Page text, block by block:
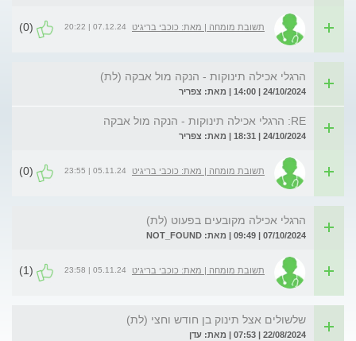
תשובת מומחה | מאת: כוכבי בריגיט 07.12.24 | 20:22
(0)
הרגלי אכילה תינוקות - הנקה מול אבקה (לת)
24/10/2024 | 14:00 | מאת: צפריר
RE: הרגלי אכילה תינוקות - הנקה מול אבקה
24/10/2024 | 18:31 | מאת: צפריר
תשובת מומחה | מאת: כוכבי בריגיט 05.11.24 | 23:55
(0)
הרגלי אכילה מקובעים בפעוט (לת)
07/10/2024 | 09:49 | מאת: NOT_FOUND
תשובת מומחה | מאת: כוכבי בריגיט 05.11.24 | 23:58
(1)
שלשולים אצל תינוק בן חודש וחצי (לת)
22/08/2024 | 07:53 | מאת: עדן